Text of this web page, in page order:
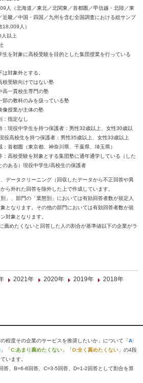
人（北海道／東北／北関東／首都圏／甲信越・北陸／東
近畿／中国・四国／九州を含む全国調査における総サンプ
18,009人）
人以上
生を対象に高校受験を目的とした集団授業を行っている
は対象外とする。
校受験向けではない塾
高一貫校生専門の塾
部の教科のみを扱っている塾
像授業が主体の塾
：指定なし
：現役中学生を持つ保護者：男性32歳以上、女性30歳以
現役高校生を持つ保護者：男性35歳以上、女性33歳以上
：首都圏（東京都、神奈川県、千葉県、埼玉県）
：高校受験を対象とする集団塾に通年通学している（した
のある）現役中学生/高校生の保護者
データクリーニング（回収したデータから不正回答や異
ら外れた回答を除外した上で作成しています。
」、部門の「業態別」においては有効回答者数が規定人
となります。その他の部門においては有効回答者数が規
対象となります。
めたくないと回答した人の割合が基準値以下の企業がラ
2021年 2020年 2019年
2018年
程度その企業のサービスを推奨したいか」について「A:
」「C:あまり薦めたくない 」「D:全く薦めたくない 」の4段
います。
、B=6-8回答、C=3-5回答、D=1-2回答として割合を算